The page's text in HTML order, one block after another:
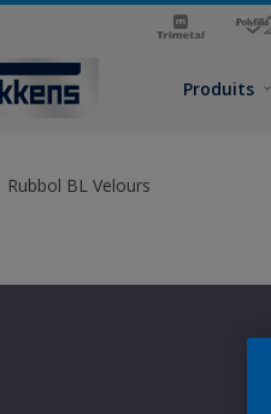
Produits
Rubbol BL Velours